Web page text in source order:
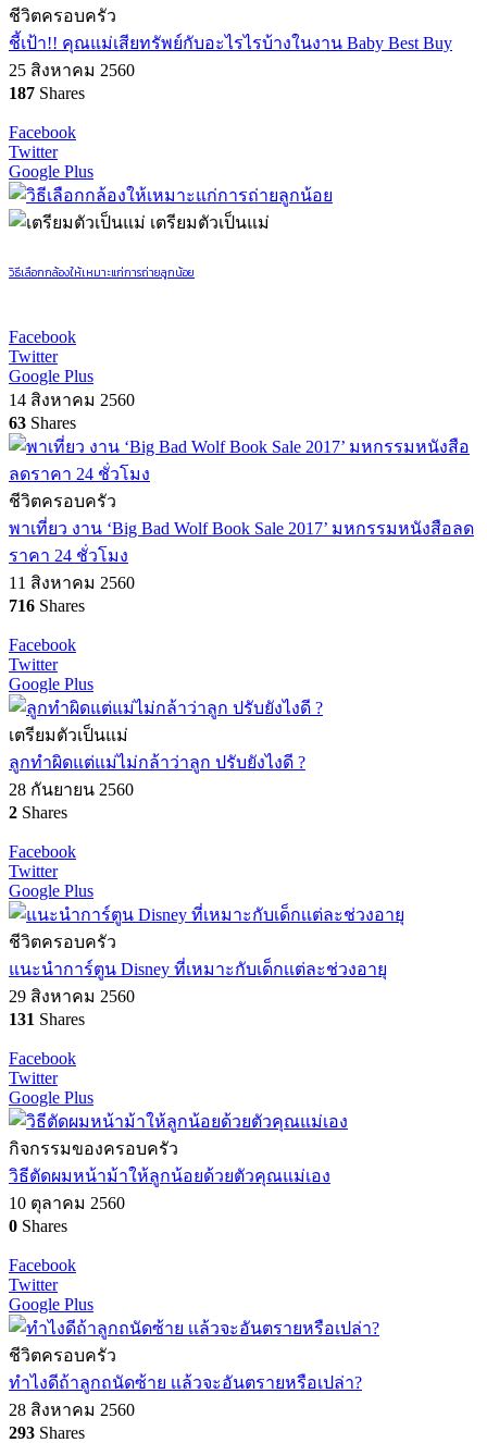
ชีวิตครอบครัว
ชี้เป้า!! คุณแม่เสียทรัพย์กับอะไรไรบ้างในงาน Baby Best Buy
25 สิงหาคม 2560
187 Shares
Facebook
Twitter
Google Plus
เตรียมตัวเป็นแม่
วิธีเลือกกล้องให้เหมาะแก่การถ่ายลูกน้อย
Facebook
Twitter
Google Plus
14 สิงหาคม 2560
63 Shares
ชีวิตครอบครัว
พาเที่ยว งาน ‘Big Bad Wolf Book Sale 2017’ มหกรรมหนังสือลด
ราคา 24 ชั่วโมง
11 สิงหาคม 2560
716 Shares
Facebook
Twitter
Google Plus
เตรียมตัวเป็นแม่
ลูกทำผิดแต่แม่ไม่กล้าว่าลูก ปรับยังไงดี ?
28 กันยายน 2560
2 Shares
Facebook
Twitter
Google Plus
ชีวิตครอบครัว
แนะนำการ์ตูน Disney ที่เหมาะกับเด็กเเต่ละช่วงอายุ
29 สิงหาคม 2560
131 Shares
Facebook
Twitter
Google Plus
กิจกรรมของครอบครัว
วิธีตัดผมหน้าม้าให้ลูกน้อยด้วยตัวคุณแม่เอง
10 ตุลาคม 2560
0 Shares
Facebook
Twitter
Google Plus
ชีวิตครอบครัว
ทำไงดีถ้าลูกถนัดซ้าย เเล้วจะอันตรายหรือเปล่า?
28 สิงหาคม 2560
293 Shares